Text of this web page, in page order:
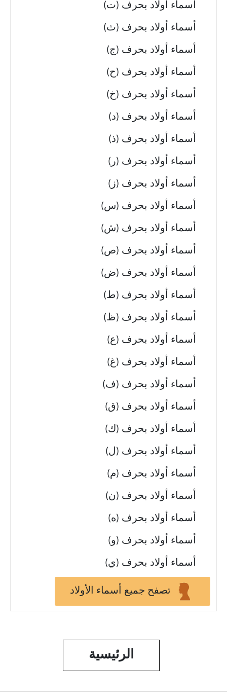
أسماء أولاد بحرف (ت)
أسماء أولاد بحرف (ث)
أسماء أولاد بحرف (ج)
أسماء أولاد بحرف (ح)
أسماء أولاد بحرف (خ)
أسماء أولاد بحرف (د)
أسماء أولاد بحرف (ذ)
أسماء أولاد بحرف (ر)
أسماء أولاد بحرف (ز)
أسماء أولاد بحرف (س)
أسماء أولاد بحرف (ش)
أسماء أولاد بحرف (ص)
أسماء أولاد بحرف (ض)
أسماء أولاد بحرف (ط)
أسماء أولاد بحرف (ظ)
أسماء أولاد بحرف (ع)
أسماء أولاد بحرف (غ)
أسماء أولاد بحرف (ف)
أسماء أولاد بحرف (ق)
أسماء أولاد بحرف (ك)
أسماء أولاد بحرف (ل)
أسماء أولاد بحرف (م)
أسماء أولاد بحرف (ن)
أسماء أولاد بحرف (ه)
أسماء أولاد بحرف (و)
أسماء أولاد بحرف (ي)
تصفح جميع أسماء الأولاد
الرئيسية